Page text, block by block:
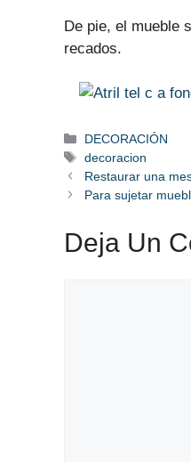
De pie, el mueble
recados.
Categorías
DECORACIÓN
Etiquetas
decoracion
Restaurar una
Para sujetar
Deja Un